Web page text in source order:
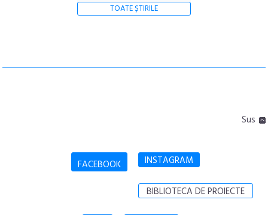
TOATE ȘTIRILE
Sus
FACEBOOK INSTAGRAM
BIBLIOTECA DE PROIECTE